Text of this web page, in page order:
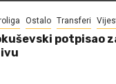
Ostalo Transferi
potpisao